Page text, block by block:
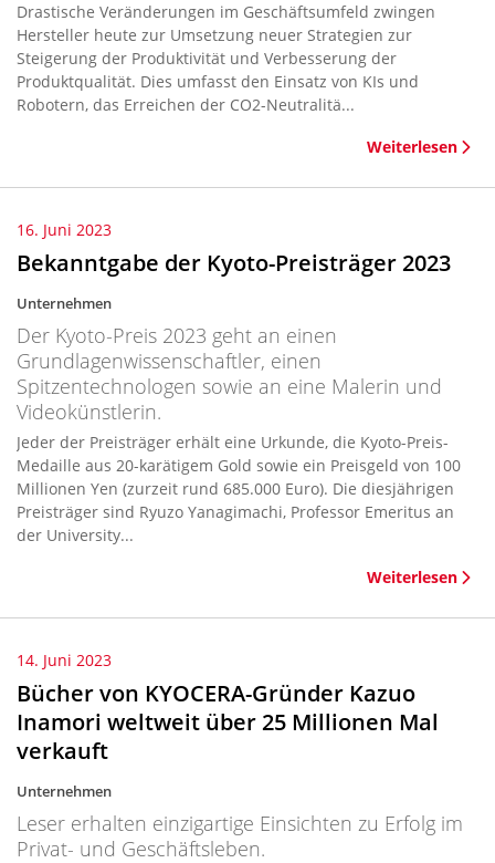
Drastische Veränderungen im Geschäftsumfeld zwingen
Hersteller heute zur Umsetzung neuer Strategien zur
Steigerung der Produktivität und Verbesserung der
Produktqualität. Dies umfasst den Einsatz von KIs und
Robotern, das Erreichen der CO2-Neutralitä...
Weiterlesen
16. Juni 2023
Bekanntgabe der Kyoto-Preisträger 2023
Unternehmen
Der Kyoto-Preis 2023 geht an einen
Grundlagenwissenschaftler, einen
Spitzentechnologen sowie an eine Malerin und
Videokünstlerin.
Jeder der Preisträger erhält eine Urkunde, die Kyoto-Preis-
Medaille aus 20-karätigem Gold sowie ein Preisgeld von 100
Millionen Yen (zurzeit rund 685.000 Euro). Die diesjährigen
Preisträger sind Ryuzo Yanagimachi, Professor Emeritus an
der University...
Weiterlesen
14. Juni 2023
Bücher von KYOCERA-Gründer Kazuo
Inamori weltweit über 25 Millionen Mal
verkauft
Unternehmen
Leser erhalten einzigartige Einsichten zu Erfolg im
Privat- und Geschäftsleben.